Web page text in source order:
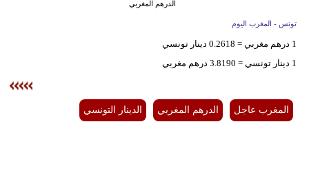
أزياء
الدرهم المغربي
تونس - المغرب اليوم
1 درهم مغربي = 0.2618 دينار تونسي
1 دينار تونسي = 3.8190 درهم مغربي
المغرب عاجل الدرهم المغربي الدينار التونسي